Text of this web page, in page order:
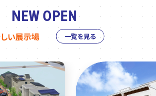
NEW OPEN
い展示場 一覧を見る